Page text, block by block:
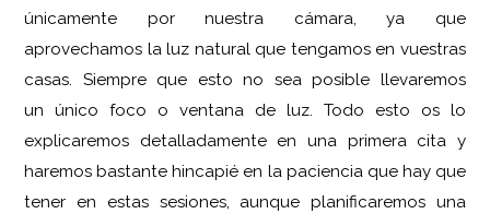
únicamente por nuestra cámara, ya que
aprovechamos la luz natural que tengamos en vuestras
casas. Siempre que esto no sea posible llevaremos
un único foco o ventana de luz. Todo esto os lo
explicaremos detalladamente en una primera cita y
haremos bastante hincapié en la paciencia que hay que
tener en estas sesiones, aunque planificaremos una